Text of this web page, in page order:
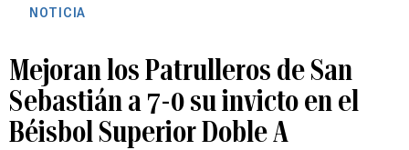
NOTICIA
Mejoran los Patrulleros de San
Sebastián a 7-0 su invicto en el
Béisbol Superior Doble A